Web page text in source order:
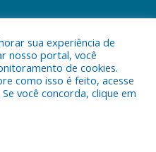
Municipal de Colares.
sua experiência de
nosso portal, você
de cookies.
como isso é feito, acesse
Se você concorda, clique em